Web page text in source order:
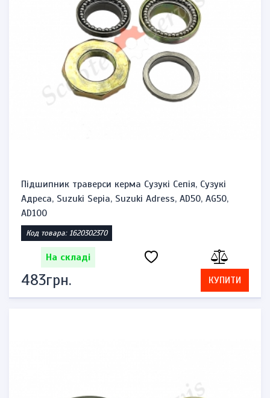
Підшипник траверси керма Сузукі Сепія, Сузукі
Адреса, Suzuki Sepia, Suzuki Adress, AD50, AG50,
AD100
Код товара: 1620302370
На складі
483грн. КУПИТИ